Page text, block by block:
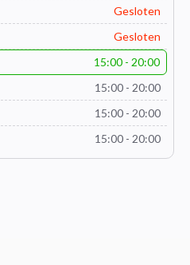
Gesloten
Gesloten
15:00 - 20:00
15:00 - 20:00
15:00 - 20:00
15:00 - 20:00